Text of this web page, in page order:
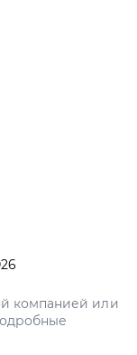
компанией или